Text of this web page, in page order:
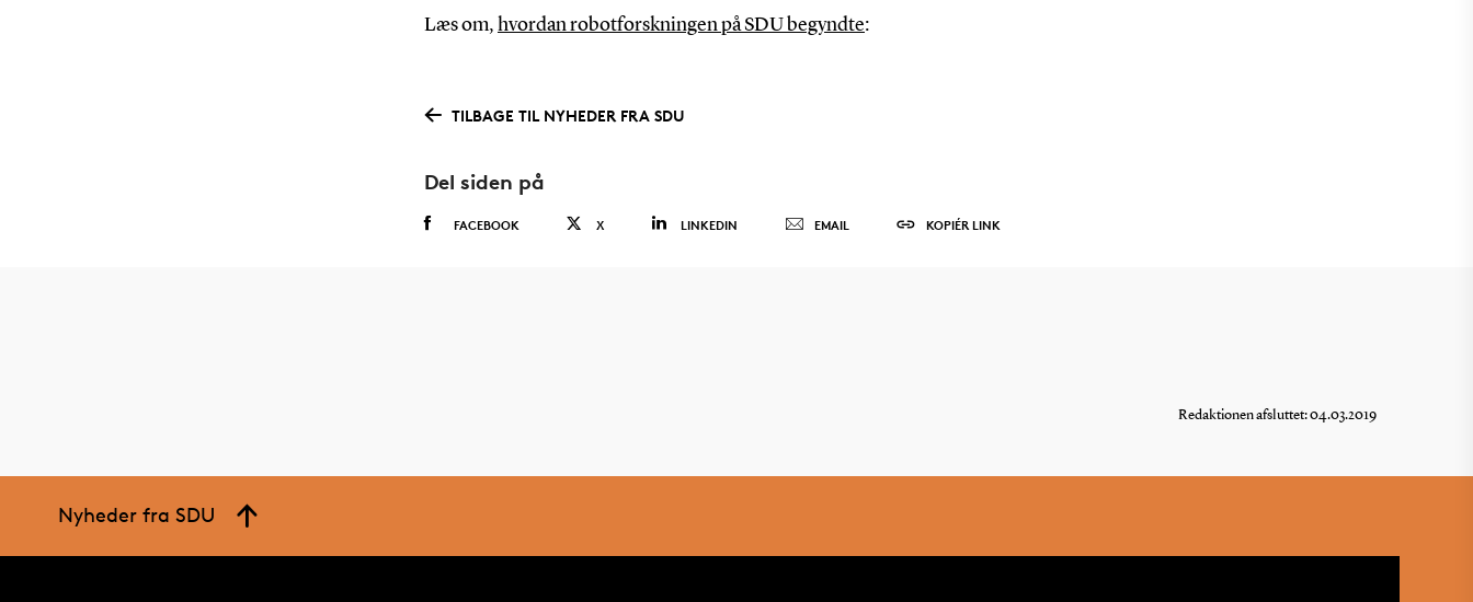
Læs om, hvordan robotforskningen på SDU begyndte:
TILBAGE TIL NYHEDER FRA SDU
Del siden på
FACEBOOK X LINKEDIN EMAIL KOPIÉR LINK
Redaktionen afsluttet: 04.03.2019
Nyheder fra SDU